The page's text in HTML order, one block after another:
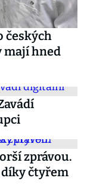
českých
mají hned
zprávou.
čtyřem